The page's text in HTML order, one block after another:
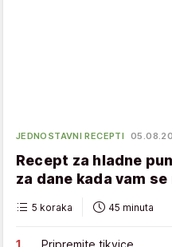
JEDNOSTAVNI RECEPTI
Recept za hladne
za dane kada vam
5 koraka 45 minuta